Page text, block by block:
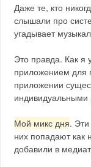
Даже те, кто
слышали про
угадывает
Это правда. Как я
приложением для
приложении
Мой микс дня.
них попадают как
добавили в